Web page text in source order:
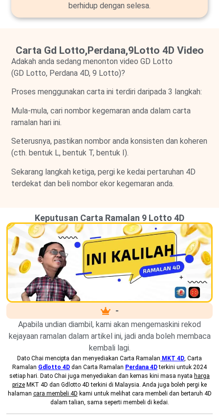
berhidup dengan selesa.
Carta Gd Lotto,Perdana,9Lotto 4D Video
Adakah anda sedang menonton video GD Lotto
(GD Lotto, Perdana 4D, 9 Lotto)?
Proses menggunakan carta ini terdiri daripada 3 langkah:
Mula-mula, cari nombor kegemaran anda dalam carta
ramalan hari ini.
Seterusnya, pastikan nombor anda konsisten dan koheren
(cth. bentuk L, bentuk T, bentuk I).
Sekarang langkah ketiga, pergi ke kedai pertaruhan 4D
terdekat dan beli nombor ekor kegemaran anda.
Keputusan Carta Ramalan 9 Lotto 4D
-
Apabila undian diambil, kami akan mengemaskini rekod
kejayaan ramalan dalam artikel ini, jadi anda boleh membaca
kembali lagi.
Dato Chai mencipta dan menyediakan Carta Ramalan MKT 4D, Carta
Ramalan Gdlotto 4D dan Carta Ramalan Perdana 4Dterkini untuk 2024
setiap hari. Dato Chai juga menyediakan dan kemas kini masa nyata harga
prize MKT 4D dan Gdlotto 4D terkini di Malaysia. Anda juga boleh pergi ke
halaman cara membeli 4D kami untuk melihat cara membeli dan bertaruh 4D
dalam talian, sama seperti membeli di kedai.